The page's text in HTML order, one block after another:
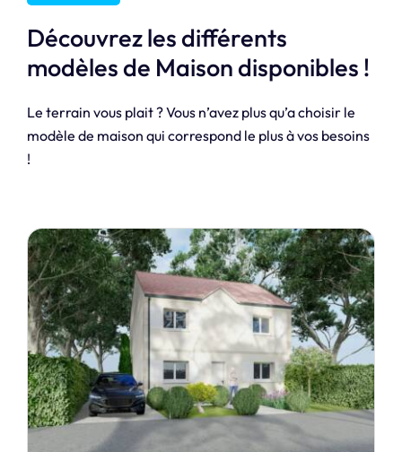
Découvrez les différents
modèles de Maison disponibles !
Le terrain vous plait ? Vous n’avez plus qu’a choisir le
modèle de maison qui correspond le plus à vos besoins
!